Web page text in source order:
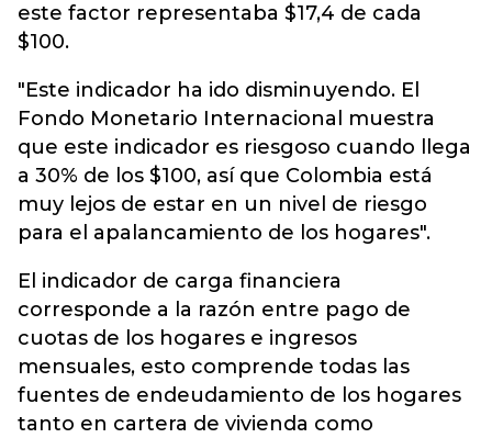
este factor representaba $17,4 de cada
$100.
"Este indicador ha ido disminuyendo. El
Fondo Monetario Internacional muestra
que este indicador es riesgoso cuando llega
a 30% de los $100, así que Colombia está
muy lejos de estar en un nivel de riesgo
para el apalancamiento de los hogares".
El indicador de carga financiera
corresponde a la razón entre pago de
cuotas de los hogares e ingresos
mensuales, esto comprende todas las
fuentes de endeudamiento de los hogares
tanto en cartera de vivienda como